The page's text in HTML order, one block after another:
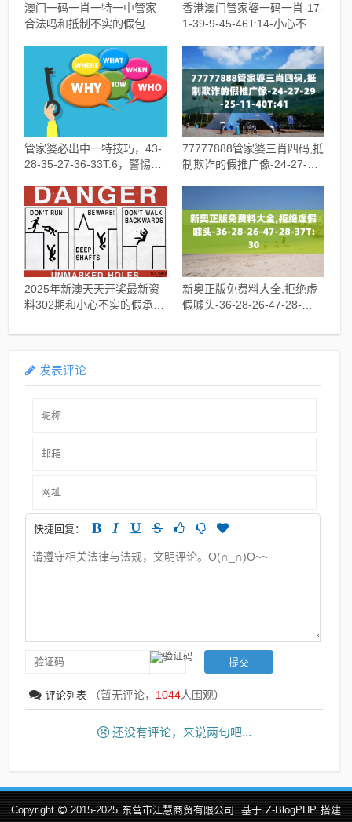
澳门一码一肖一特一中管家
合法吗和抵制不实的假包
香港澳门管家婆一码一肖-17-
1-39-9-45-46T:14-小心不实
管家婆必出中一特技巧，43-
28-35-27-36-33T:6，警惕营
77777888管家婆三肖四码,抵
制欺诈的假推广像-24-27-29-
2025年新澳天天开奖最新资
料302期和小心不实的假承诺
新奥正版免费料大全,拒绝虚
假噱头-36-28-26-47-28-
发表评论
快捷回复：
评论列表 （暂无评论， 1044人围观）
还没有评论，来说两句吧...
Copyright 2015-2025 东营市江慧商贸有限公司 基于 Z-BlogPHP 搭建